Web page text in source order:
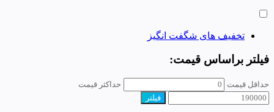
تخفیف های شگفت انگیز
فیلتر براساس قیمت:
حداقل قیمت
حداکثر قیمت
فیلتر